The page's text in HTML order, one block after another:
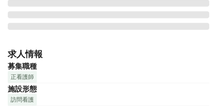
メディカル。
「24時間365日」をモットーに、良質でぬくもりのある看護
で地域の方々の暮らしを支えられるような仕組みづくりに取
り組んでいます。
求人情報
募集職種
正看護師
施設形態
訪問看護